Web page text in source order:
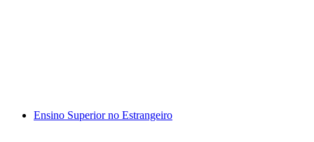
Ensino Superior no Estrangeiro